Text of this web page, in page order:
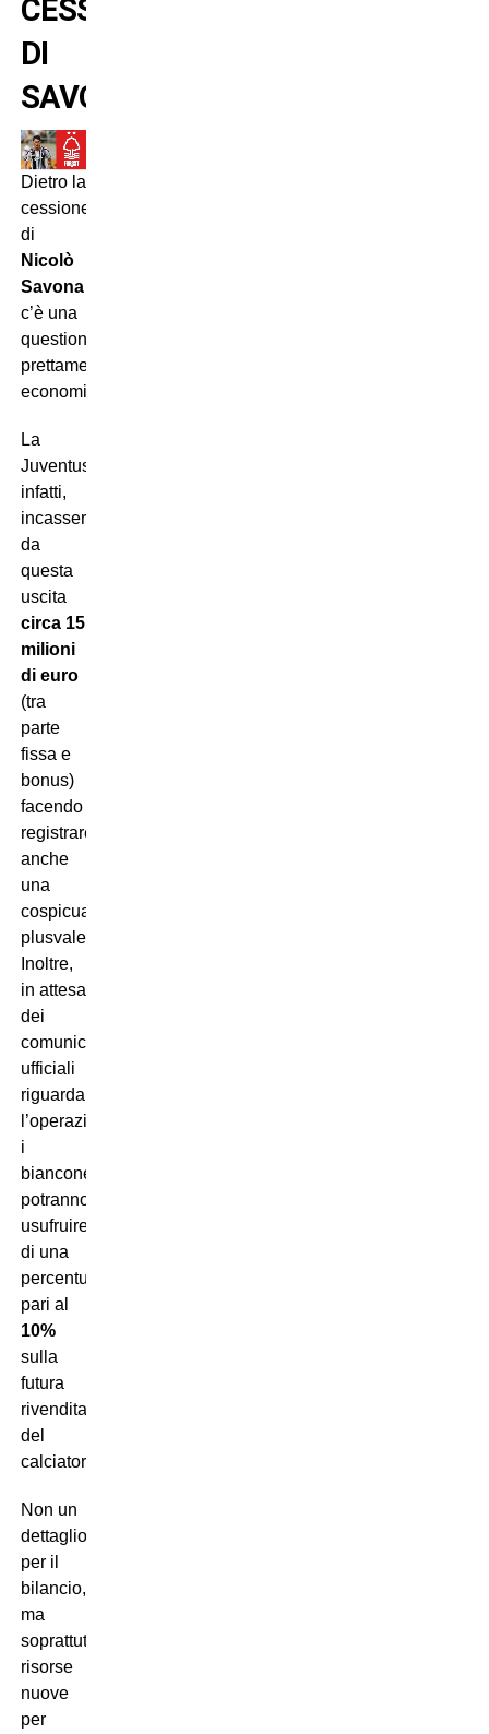
CESSIONE
DI
SAVONA
Dietro la
cessione
di
Nicolò
Savona
c’è una
questione
prettamente
economica.
La
Juventus,
infatti,
incasserà
da
questa
uscita
circa 15
milioni
di euro
(tra
parte
fissa e
bonus)
facendo
registrare
anche
una
cospicua
plusvalenza.
Inoltre,
in attesa
dei
comunicati
ufficiali
riguardanti
l’operazione,
i
bianconeri
potranno
usufruire
di una
percentuale
pari al
10%
sulla
futura
rivendita
del
calciatore.
Non un
dettaglio
per il
bilancio,
ma
soprattutto
risorse
nuove
per